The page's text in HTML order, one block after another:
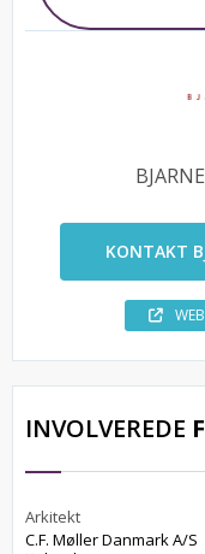
KONTAKT
INVOLVEREDE
Arkitekt
C.F. Møller Danmark A/S